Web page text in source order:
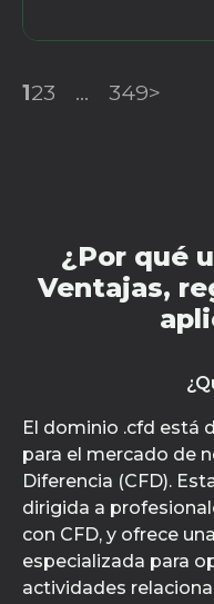
123 ... 349>
¿Por qué
Ventajas,
El dominio .cfd está
para el mercado de
Diferencia (CFD).
dirigida a
con CFD, y ofrece
especializada para
actividades